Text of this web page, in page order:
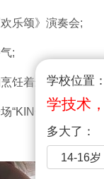
学校位置
学技术
多大了：
14-16岁
乐颂》演奏会;
;
饪着最幸福的新
“KING”的争夺;